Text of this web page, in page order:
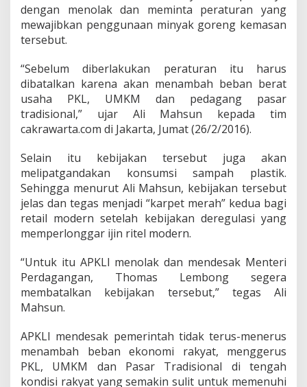
l
k
a
e
b
i
j
k
n
L
a
r
a
n
g
M
i
n
G
o
r
e
dengan menolak dan meminta peraturan yang
mewajibkan penggunaan minyak goreng kemasan
tersebut.
“Sebelum diberlakukan peraturan itu harus
dibatalkan karena akan menambah beban berat
usaha PKL, UMKM dan pedagang pasar
tradisional,” ujar Ali Mahsun kepada tim
cakrawarta.com di Jakarta, Jumat (26/2/2016).
Selain itu kebijakan tersebut juga akan
melipatgandakan konsumsi sampah plastik.
Sehingga menurut Ali Mahsun, kebijakan tersebut
jelas dan tegas menjadi “karpet merah” kedua bagi
retail modern setelah kebijakan deregulasi yang
memperlonggar ijin ritel modern.
“Untuk itu APKLI menolak dan mendesak Menteri
Perdagangan, Thomas Lembong segera
membatalkan kebijakan tersebut,” tegas Ali
Mahsun.
APKLI mendesak pemerintah tidak terus-menerus
menambah beban ekonomi rakyat, menggerus
PKL, UMKM dan Pasar Tradisional di tengah
kondisi rakyat yang semakin sulit untuk memenuhi